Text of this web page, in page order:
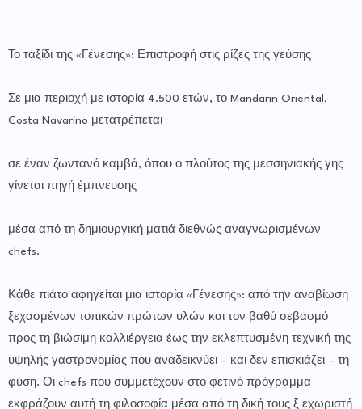
Το ταξίδι της «Γένεσης»: Επιστροφή στις ρίζες της γεύσης
Σε μια περιοχή με ιστορία 4.500 ετών, το Mandarin Oriental,
Costa Navarino μετατρέπεται
σε έναν ζωντανό καμβά, όπου ο πλούτος της μεσσηνιακής γης
γίνεται πηγή έμπνευσης
μέσα από τη δημιουργική ματιά διεθνώς αναγνωρισμένων
chefs.
Κάθε πιάτο αφηγείται μια ιστορία «Γένεσης»: από την αναβίωση
ξεχασμένων τοπικών πρώτων υλών και τον βαθύ σεβασμό
προς τη βιώσιμη καλλιέργεια έως την εκλεπτυσμένη τεχνική της
υψηλής γαστρονομίας που αναδεικνύει – και δεν επισκιάζει – τη
φύση. Οι chefs που συμμετέχουν στο φετινό πρόγραμμα
εκφράζουν αυτή τη φιλοσοφία μέσα από τη δική τους ξ εχωριστή